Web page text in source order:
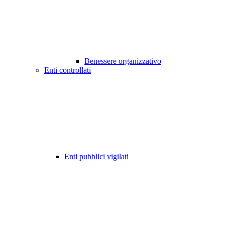
Benessere organizzativo
Enti controllati
Enti pubblici vigilati